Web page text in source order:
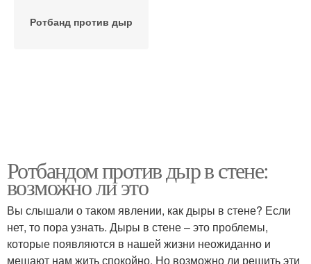
Ротбанд против дыр
Ротбандом против дыр в стене:
возможно ли это
Вы слышали о таком явлении, как дыры в стене? Если
нет, то пора узнать. Дыры в стене – это проблемы,
которые появляются в нашей жизни неожиданно и
мешают нам жить спокойно. Но возможно ли решить эти